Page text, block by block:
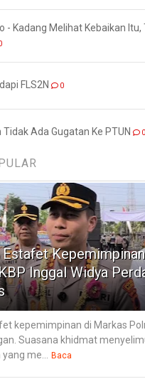
- Kadang Melihat Kebaikan Itu,
FLS2N 0
Tidak Ada Gugatan Ke PTUN 0
Inggal Widya
kepemimpinan di Markas
Suasana khidmat
me...
Baca